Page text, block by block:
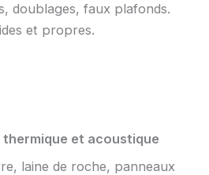
doublages, faux plafonds.
et propres.
et acoustique
laine de roche, panneaux